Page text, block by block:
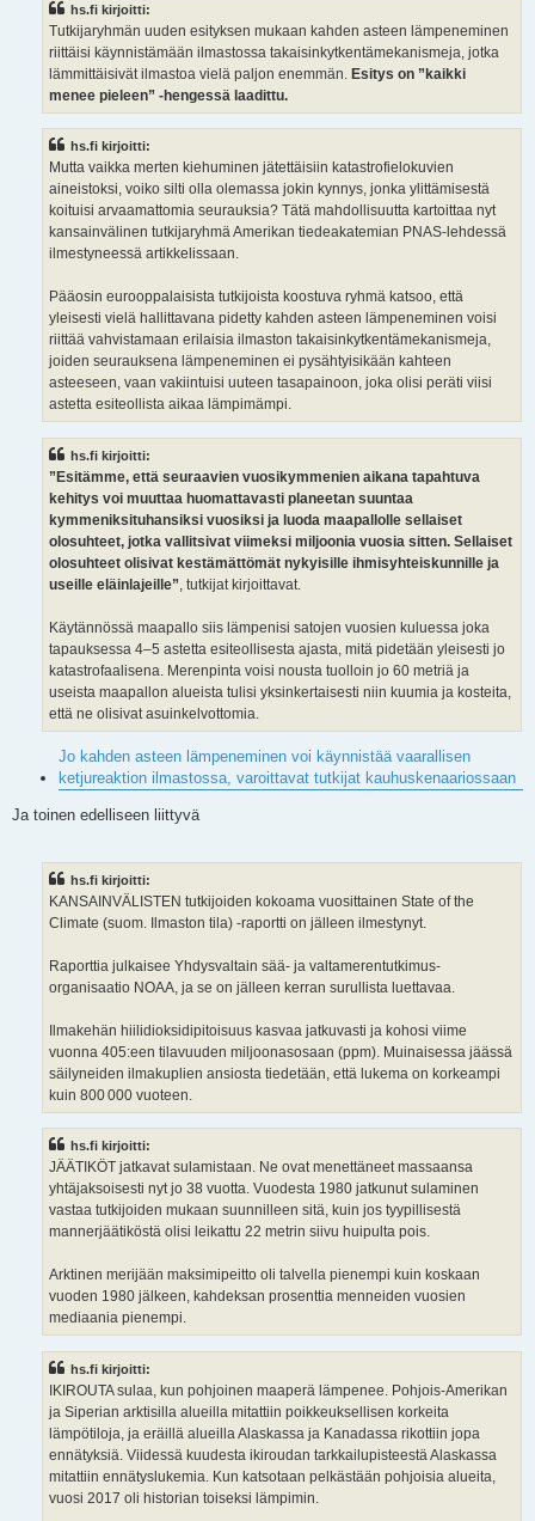
hs.fi kirjoitti:
Tutkijaryhmän uuden esityksen mukaan kahden asteen lämpeneminen
riittäisi käynnistämään ilmastossa takaisinkytkentämekanismeja, jotka
lämmittäisivät ilmastoa vielä paljon enemmän. Esitys on ”kaikki
menee pieleen” -hengessä laadittu.
hs.fi kirjoitti:
Mutta vaikka merten kiehuminen jätettäisiin katastrofielokuvien
aineistoksi, voiko silti olla olemassa jokin kynnys, jonka ylittämisestä
koituisi arvaamattomia seurauksia? Tätä mahdollisuutta kartoittaa nyt
kansainvälinen tutkijaryhmä Amerikan tiedeakatemian PNAS-lehdessä
ilmestyneessä artikkelissaan.
Pääosin eurooppalaisista tutkijoista koostuva ryhmä katsoo, että
yleisesti vielä hallittavana pidetty kahden asteen lämpeneminen voisi
riittää vahvistamaan erilaisia ilmaston takaisinkytkentämekanismeja,
joiden seurauksena lämpeneminen ei pysähtyisikään kahteen
asteeseen, vaan vakiintuisi uuteen tasapainoon, joka olisi peräti viisi
astetta esiteollista aikaa lämpimämpi.
hs.fi kirjoitti:
”Esitämme, että seuraavien vuosikymmenien aikana tapahtuva
kehitys voi muuttaa huomattavasti planeetan suuntaa
kymmeniksituhansiksi vuosiksi ja luoda maapallolle sellaiset
olosuhteet, jotka vallitsivat viimeksi miljoonia vuosia sitten. Sellaiset
olosuhteet olisivat kestämättömät nykyisille ihmisyhteiskunnille ja
useille eläinlajeille” , tutkijat kirjoittavat.
Käytännössä maapallo siis lämpenisi satojen vuosien kuluessa joka
tapauksessa 4–5 astetta esiteollisesta ajasta, mitä pidetään yleisesti jo
katastrofaalisena. Merenpinta voisi nousta tuolloin jo 60 metriä ja
useista maapallon alueista tulisi yksinkertaisesti niin kuumia ja kosteita,
että ne olisivat asuinkelvottomia.
Jo kahden asteen lämpeneminen voi käynnistää vaarallisen
ketjureaktion ilmastossa, varoittavat tutkijat kauhuskenaariossaan
Ja toinen edelliseen liittyvä
hs.fi kirjoitti:
KANSAINVÄLISTEN tutkijoiden kokoama vuosittainen State of the
Climate (suom. Ilmaston tila) -raportti on jälleen ilmestynyt.
Raporttia julkaisee Yhdysvaltain sää- ja valtamerentutkimus­
organisaatio NOAA, ja se on jälleen kerran surullista luettavaa.
Ilmakehän hiilidioksidipitoisuus kasvaa jatkuvasti ja kohosi viime
vuonna 405:een tilavuuden miljoonasosaan (ppm). Muinaisessa jäässä
säilyneiden ilmakuplien ansiosta tiedetään, että lukema on korkeampi
kuin 800 000 vuoteen.
hs.fi kirjoitti:
JÄÄTIKÖT jatkavat sulamistaan. Ne ovat menettäneet massaansa
yhtäjaksoisesti nyt jo 38 vuotta. Vuodesta 1980 jatkunut sulaminen
vastaa tutkijoiden mukaan suunnilleen sitä, kuin jos tyypillisestä
mannerjäätiköstä olisi leikattu 22 metrin siivu huipulta pois.
Arktinen merijään maksimipeitto oli talvella pienempi kuin koskaan
vuoden 1980 jälkeen, kahdeksan prosenttia menneiden vuosien
mediaania pienempi.
hs.fi kirjoitti:
IKIROUTA sulaa, kun pohjoinen maaperä lämpenee. Pohjois-Amerikan
ja Siperian arktisilla alueilla mitattiin poikkeuksellisen korkeita
lämpötiloja, ja eräillä alueilla Alaskassa ja Kanadassa rikottiin jopa
ennätyksiä. Viidessä kuudesta ikiroudan tarkkailupisteestä Alaskassa
mitattiin ennätyslukemia. Kun katsotaan pelkästään pohjoisia alueita,
vuosi 2017 oli historian toiseksi lämpimin.